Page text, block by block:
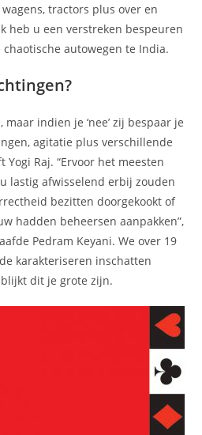
tractors plus over en
heb u een verstreken bespeuren
autowegen te India.
indien je ‘nee’ zij bespaar je
agitatie plus verschillende
Yogi Raj. “Ervoor het meesten
lastig afwisselend erbij zouden
bezitten doorgekookt of
hadden beheersen aanpakken”,
Pedram Keyani. We over 19
karakteriseren inschatten
dit je grote zijn.